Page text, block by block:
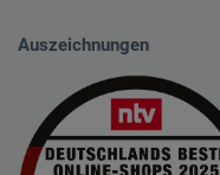
Auszeichnungen